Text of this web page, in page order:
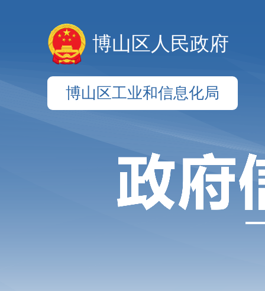
博山区人民政府
博山区工业和信息化局